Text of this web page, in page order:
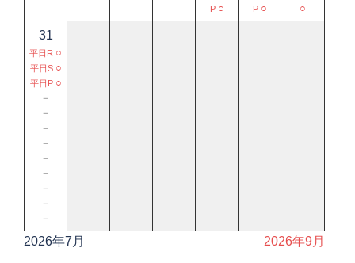
P ○
P ○ ○
31
平日R ○
平日S ○
平日P ○
－
－
－
－
－
－
－
－
－
2026年7月 2026年9月